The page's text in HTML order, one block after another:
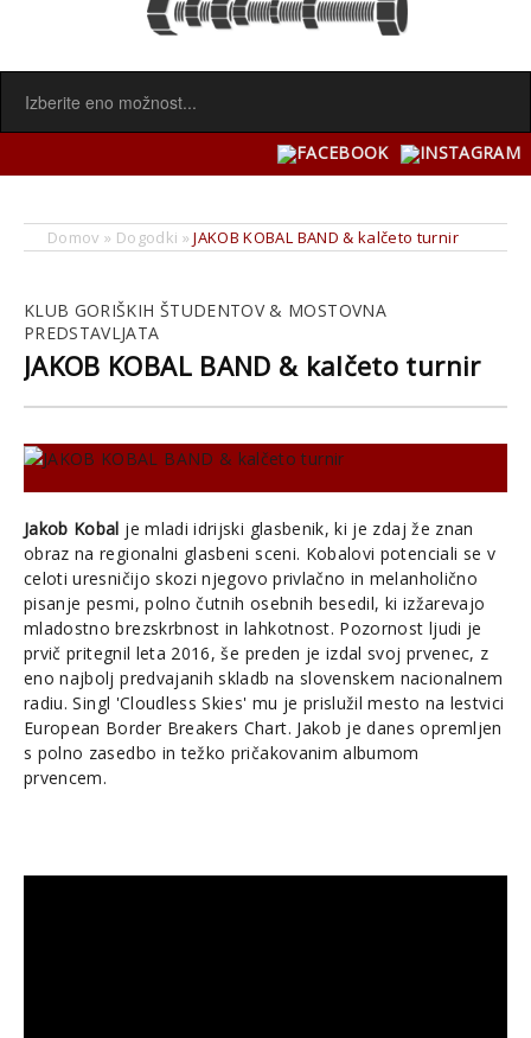
Domov » Dogodki »JAKOB KOBAL BAND & kalčeto turnir
KLUB GORIŠKIH ŠTUDENTOV & MOSTOVNA
PREDSTAVLJATA
JAKOB KOBAL BAND & kalčeto turnir
Jakob Kobal je mladi idrijski glasbenik, ki je zdaj že znan
obraz na regionalni glasbeni sceni. Kobalovi potenciali se v
celoti uresničijo skozi njegovo privlačno in melanholično
pisanje pesmi, polno čutnih osebnih besedil, ki izžarevajo
mladostno brezskrbnost in lahkotnost. Pozornost ljudi je
prvič pritegnil leta 2016, še preden je izdal svoj prvenec, z
eno najbolj predvajanih skladb na slovenskem nacionalnem
radiu. Singl 'Cloudless Skies' mu je prislužil mesto na lestvici
European Border Breakers Chart. Jakob je danes opremljen
s polno zasedbo in težko pričakovanim albumom
prvencem.